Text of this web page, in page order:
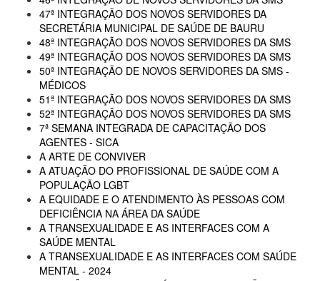
47ª INTEGRAÇÃO DOS NOVOS SERVIDORES DA
SECRETÁRIA MUNICIPAL DE SAÚDE DE BAURU
48ª INTEGRAÇÃO DOS NOVOS SERVIDORES DA SMS
49ª INTEGRAÇÃO DOS NOVOS SERVIDORES DA SMS
50ª INTEGRAÇÃO DE NOVOS SERVIDORES DA SMS -
MÉDICOS
51ª INTEGRAÇÃO DOS NOVOS SERVIDORES DA SMS
52ª INTEGRAÇÃO DOS NOVOS SERVIDORES DA SMS
7ª SEMANA INTEGRADA DE CAPACITAÇÃO DOS
AGENTES - SICA
A ARTE DE CONVIVER
A ATUAÇÃO DO PROFISSIONAL DE SAÚDE COM A
POPULAÇÃO LGBT
A EQUIDADE E O ATENDIMENTO ÀS PESSOAS COM
DEFICIÊNCIA NA ÁREA DA SAÚDE
A TRANSEXUALIDADE E AS INTERFACES COM A
SAÚDE MENTAL
A TRANSEXUALIDADE E AS INTERFACES COM SAÚDE
MENTAL - 2024